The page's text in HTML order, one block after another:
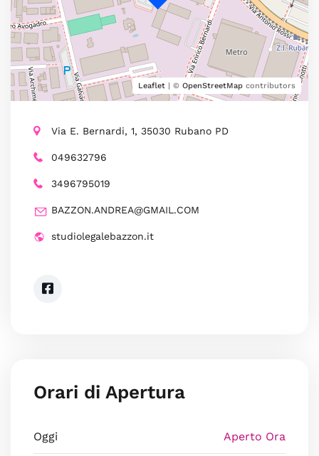
Leaflet | © OpenStreetMap contributors
Via E. Bernardi, 1, 35030 Rubano PD
049632796
3496795019
BAZZON.ANDREA@GMAIL.COM
studiolegalebazzon.it
Orari di Apertura
Oggi Aperto Ora